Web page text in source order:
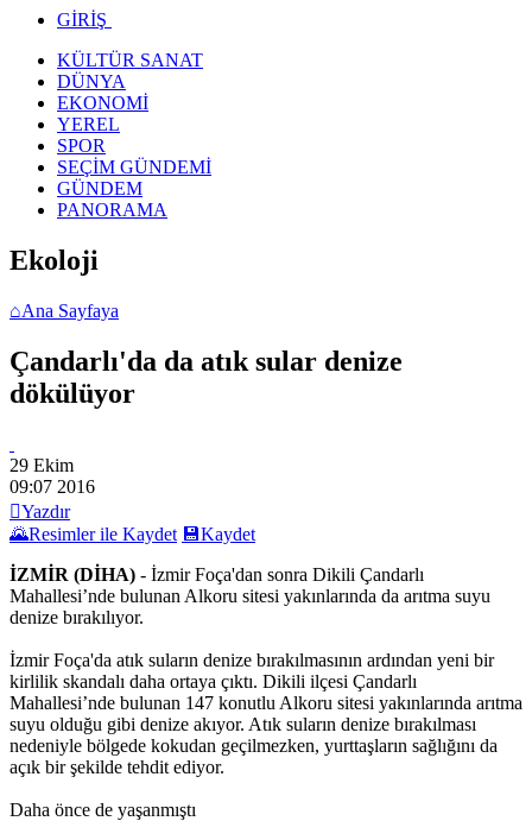
GİRİŞ
KÜLTÜR SANAT
DÜNYA
EKONOMİ
YEREL
SPOR
SEÇİM GÜNDEMİ
GÜNDEM
PANORAMA
Ekoloji
⌂Ana Sayfaya
Çandarlı'da da atık sular denize
dökülüyor
29 Ekim
09:07 2016
Yazdır
🌄Resimler ile Kaydet 💾Kaydet
İZMİR (DİHA) - İzmir Foça'dan sonra Dikili Çandarlı
Mahallesi’nde bulunan Alkoru sitesi yakınlarında da arıtma suyu
denize bırakılıyor.
İzmir Foça'da atık suların denize bırakılmasının ardından yeni bir
kirlilik skandalı daha ortaya çıktı. Dikili ilçesi Çandarlı
Mahallesi’nde bulunan 147 konutlu Alkoru sitesi yakınlarında arıtma
suyu olduğu gibi denize akıyor. Atık suların denize bırakılması
nedeniyle bölgede kokudan geçilmezken, yurttaşların sağlığını da
açık bir şekilde tehdit ediyor.
Daha önce de yaşanmıştı